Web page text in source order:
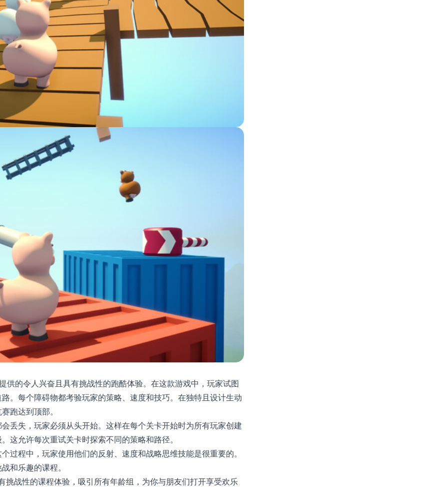
的令人兴奋且具有挑战性的跑酷体验。在这款游戏中，玩家试图
。每个障碍物都考验玩家的策略、速度和技巧。在独特且设计生动
跑达到顶部。
丢失，玩家必须从头开始。这样在每个关卡开始时为所有玩家创建
这允许每次重试关卡时探索不同的策略和路径。
过程中，玩家使用他们的反射、速度和战略思维技能是很重要的。
和乐趣的课程。
战性的课程体验，吸引所有年龄组，为你与朋友们打开享受欢乐